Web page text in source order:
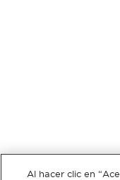
Al hacer clic en